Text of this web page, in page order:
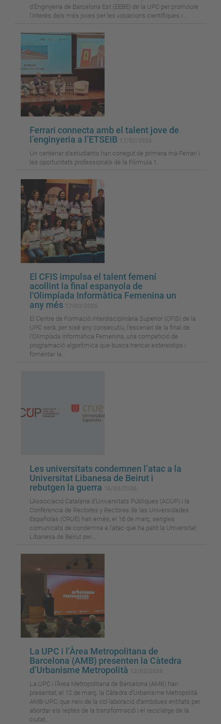
d’Enginyeria de Barcelona Est (EEBE) de la UPC per promoure
l'interès dels més joves per les vocacions científiques i...
Ferrari connecta amb el talent jove de
l’enginyeria a l’ETSEIB
Un centenar d’estudiants han conegut de primera mà Ferrari i
les oportunitats professionals de la Fórmula 1.
El CFIS impulsa el talent femení
acollint la final espanyola de
l'Olimpíada Informàtica Femenina un
any més
El Centre de Formació Interdisciplinària Superior (CFIS) de la
UPC serà, per sisè any consecutiu, l’escenari de la final de
l’Olimpíada Informàtica Femenina, una competició de
programació algorítmica que busca trencar estereotips i
fomentar la...
Les universitats condemnen l’atac a la
Universitat Libanesa de Beirut i
rebutgen la guerra
L’Associació Catalana d’Universitats Públiques (ACUP) i la
Conferencia de Rectores y Rectoras de las Universidades
Españolas (CRUE) han emès, el 16 de març, sengles
comunicats de condemna a l’atac que ha patit la Universitat
Libanesa de Beirut per...
La UPC i l’Àrea Metropolitana de
Barcelona (AMB) presenten la Càtedra
d’Urbanisme Metropolità
La UPC i l’Àrea Metropolitana de Barcelona (AMB) han
presentat, el 12 de març, la Càtedra d’Urbanisme Metropolità
AMB-UPC, que neix de la col·laboració d’ambdues entitats per
abordar els reptes de la transformació i el reciclatge de la
ciutat...